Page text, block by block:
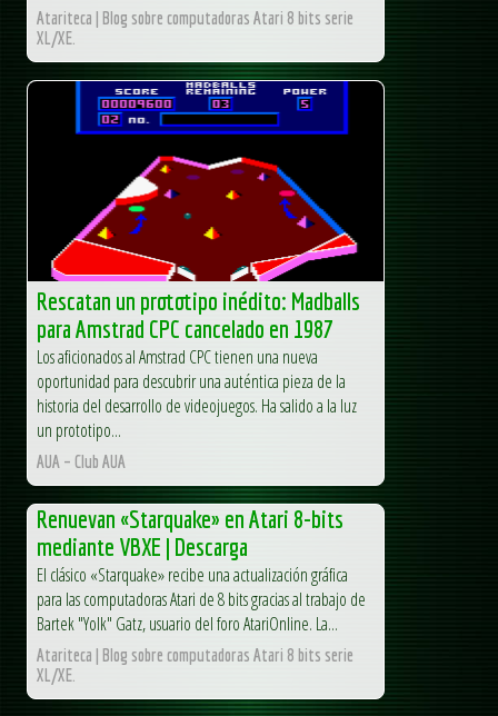
Atariteca | Blog sobre computadoras Atari 8 bits serie
XL/XE.
Rescatan un prototipo inédito: Madballs
para Amstrad CPC cancelado en 1987
Los aficionados al Amstrad CPC tienen una nueva
oportunidad para descubrir una auténtica pieza de la
historia del desarrollo de videojuegos. Ha salido a la luz
un prototipo...
AUA – Club AUA
Renuevan «Starquake» en Atari 8-bits
mediante VBXE | Descarga
El clásico «Starquake» recibe una actualización gráfica
para las computadoras Atari de 8 bits gracias al trabajo de
Bartek "Yolk" Gatz, usuario del foro AtariOnline. La...
Atariteca | Blog sobre computadoras Atari 8 bits serie
XL/XE.